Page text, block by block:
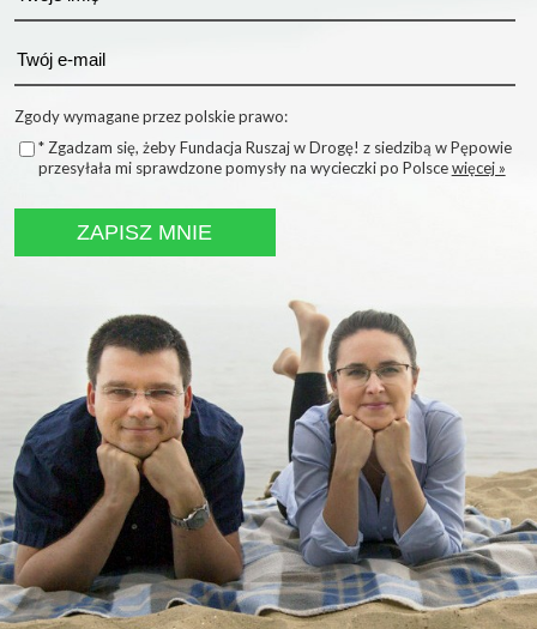
Zgody wymagane przez polskie prawo:
* Zgadzam się, żeby Fundacja Ruszaj w Drogę! z siedzibą w Pępowie
przesyłała mi sprawdzone pomysły na wycieczki po Polscewięcej »